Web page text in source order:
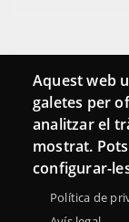
Connecta
Bustia de
Butlletins
Aquest web
galetes per
analitzar el
mostrat.
configurar-
Política de